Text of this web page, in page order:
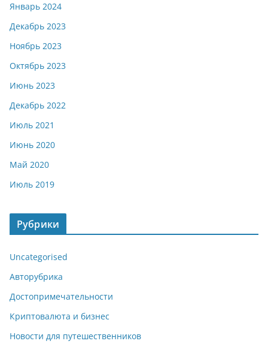
Январь 2024
Декабрь 2023
Ноябрь 2023
Октябрь 2023
Июнь 2023
Декабрь 2022
Июль 2021
Июнь 2020
Май 2020
Июль 2019
Рубрики
Uncategorised
Авторубрика
Достопримечательности
Криптовалюта и бизнес
Новости для путешественников